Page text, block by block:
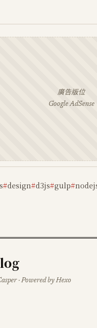
廣告版位
Google AdSense
design d3js gulp
· Powered by Hexo